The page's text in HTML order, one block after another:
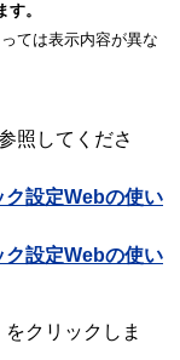
。
ては表示内容が異な
照してくださ
ク設定Webの使い
ク設定Webの使い
クリックしま